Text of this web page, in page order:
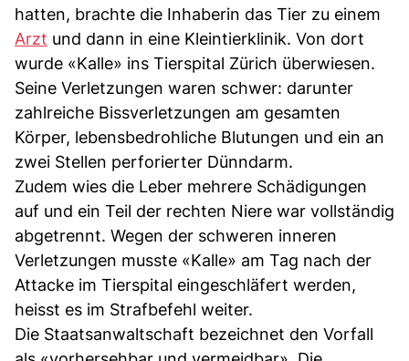
hatten, brachte die Inhaberin das Tier zu einem
Arzt und dann in eine Kleintierklinik. Von dort
wurde «Kalle» ins Tierspital Zürich überwiesen.
Seine Verletzungen waren schwer: darunter
zahlreiche Bissverletzungen am gesamten
Körper, lebensbedrohliche Blutungen und ein an
zwei Stellen perforierter Dünndarm.
Zudem wies die Leber mehrere Schädigungen
auf und ein Teil der rechten Niere war vollständig
abgetrennt. Wegen der schweren inneren
Verletzungen musste «Kalle» am Tag nach der
Attacke im Tierspital eingeschläfert werden,
heisst es im Strafbefehl weiter.
Die Staatsanwaltschaft bezeichnet den Vorfall